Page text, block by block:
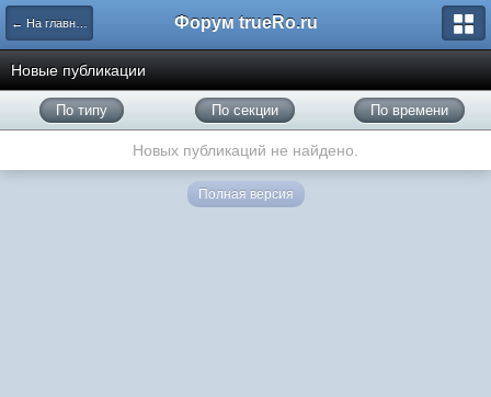
← На главную Форум trueRo.ru
Новые публикации
По типу По секции По времени
Новых публикаций не найдено.
Полная версия